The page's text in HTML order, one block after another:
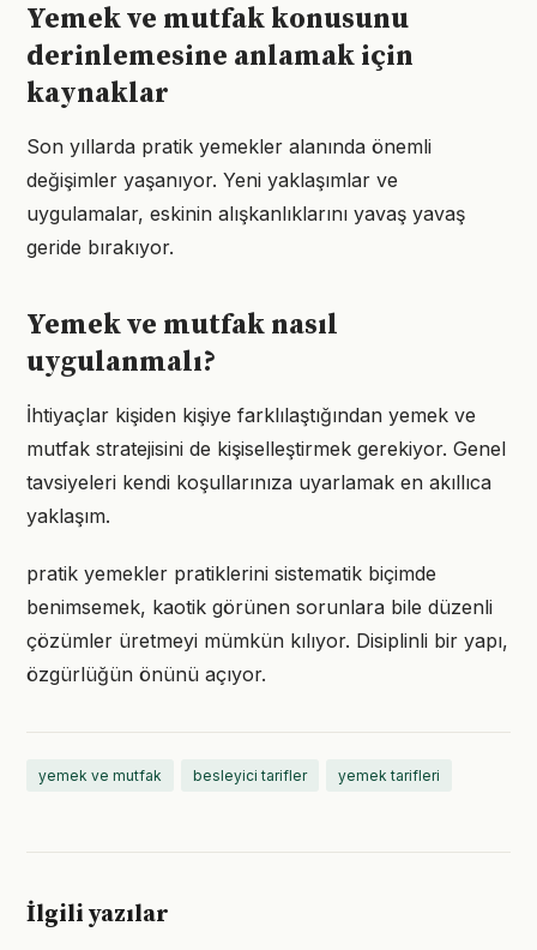
Yemek ve mutfak konusunu
derinlemesine anlamak için
kaynaklar
Son yıllarda pratik yemekler alanında önemli
değişimler yaşanıyor. Yeni yaklaşımlar ve
uygulamalar, eskinin alışkanlıklarını yavaş yavaş
geride bırakıyor.
Yemek ve mutfak nasıl
uygulanmalı?
İhtiyaçlar kişiden kişiye farklılaştığından yemek ve
mutfak stratejisini de kişiselleştirmek gerekiyor. Genel
tavsiyeleri kendi koşullarınıza uyarlamak en akıllıca
yaklaşım.
pratik yemekler pratiklerini sistematik biçimde
benimsemek, kaotik görünen sorunlara bile düzenli
çözümler üretmeyi mümkün kılıyor. Disiplinli bir yapı,
özgürlüğün önünü açıyor.
yemek ve mutfak besleyici tarifler yemek tarifleri
İlgili yazılar